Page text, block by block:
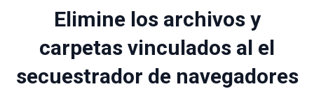
Elimine los archivos y
carpetas vinculados al el
secuestrador de navegadores